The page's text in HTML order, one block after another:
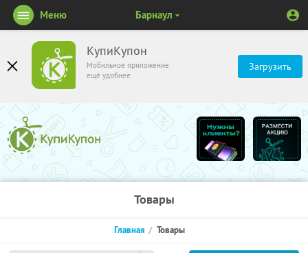
КупиКупон
Мобильное приложение
ещё удобнее
Загрузить
Меню Барнаул
Товары
Главная Товары